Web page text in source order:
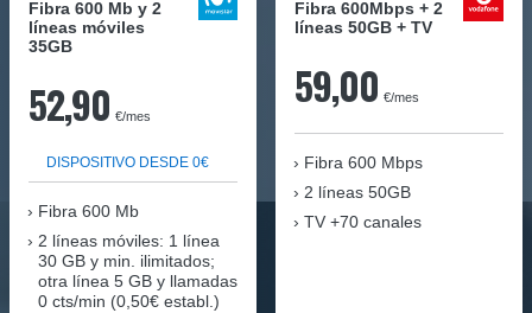
Fibra 600 Mb y 2
líneas móviles
35GB
52,90 €/mes
DISPOSITIVO DESDE 0€
Fibra 600 Mb
2 líneas móviles: 1 línea
30 GB y min. ilimitados;
otra línea 5 GB y llamadas
0 cts/min (0,50€ establ.)
Fibra 600Mbps + 2
líneas 50GB + TV
59,00 €/mes
Fibra 600 Mbps
2 líneas 50GB
TV +70 canales